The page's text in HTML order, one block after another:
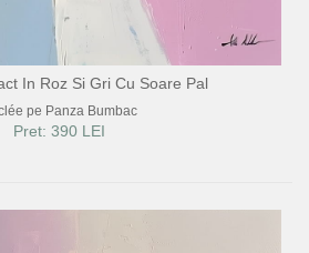
In Roz Si Gri Cu Soare Pal
pe Panza Bumbac
Pret: 390 LEI